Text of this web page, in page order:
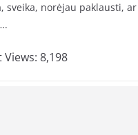
sveika, norėjau paklausti,
Views: 8,198